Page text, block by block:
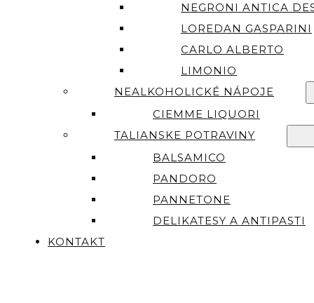
NEGRONI ANTICA
LOREDAN GASPARINI
CARLO ALBERTO
LIMONIO
NEALKOHOLICKÉ NÁPOJE
CIEMME LIQUORI
TALIANSKE POTRAVINY
BALSAMICO
PANDORO
PANNETONE
DELIKATESY A ANTIPASTI
KONTAKT